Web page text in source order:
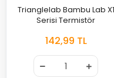
Trianglelab Bambu Lab X1
Serisi Termistör
142,99 TL